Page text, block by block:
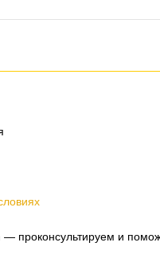
— проконсультируем и